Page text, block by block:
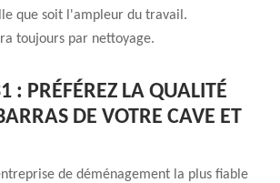
que soit l'ampleur du travail.
toujours par nettoyage.
: PRÉFÉREZ LA QUALITÉ
DE VOTRE CAVE ET
de déménagement la plus fiable